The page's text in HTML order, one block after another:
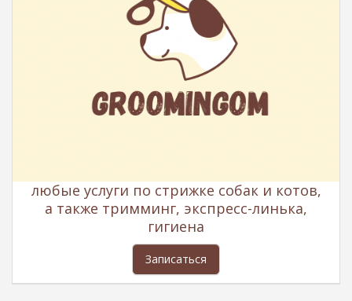
любые услуги по стрижке собак и котов,
а также тримминг, экспресс-линька,
гигиена
Записаться